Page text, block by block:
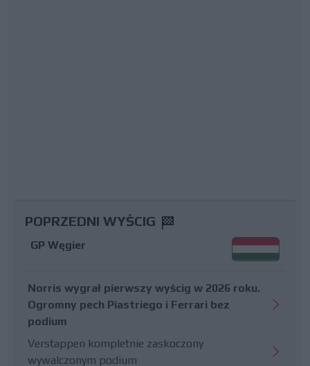
POPRZEDNI WYŚCIG
GP Węgier
Norris wygrał pierwszy wyścig w 2026 roku.
Ogromny pech Piastriego i Ferrari bez
podium
Verstappen kompletnie zaskoczony
wywalczonym podium